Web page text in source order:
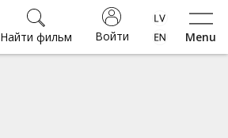
Menu
Войти
Найти фильм